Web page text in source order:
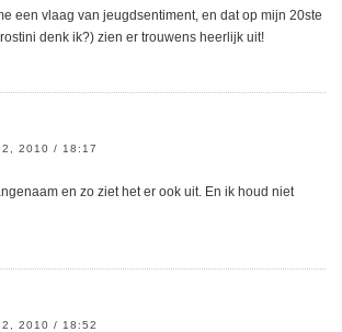
een vlaag van jeugdsentiment, en dat op mijn 20ste
denk ik?) zien er trouwens heerlijk uit!
2, 2010 / 18:17
en zo ziet het er ook uit. En ik houd niet
2, 2010 / 18:52